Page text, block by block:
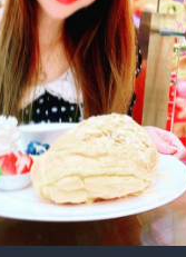
，問咗幾間
，點知同朋
，
，一於走去